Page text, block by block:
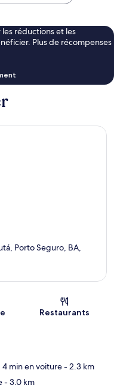
réductions et les
Plus de récompenses
Porto Seguro, BA,
Restaurants
4 min en voiture- 2.3 km
- 3.0 km